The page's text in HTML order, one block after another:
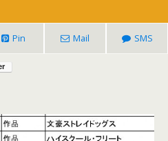
Pin Mail SMS